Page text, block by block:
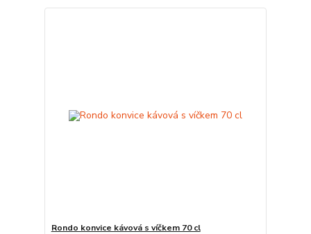
Rondo konvice kávová s víčkem 70 cl